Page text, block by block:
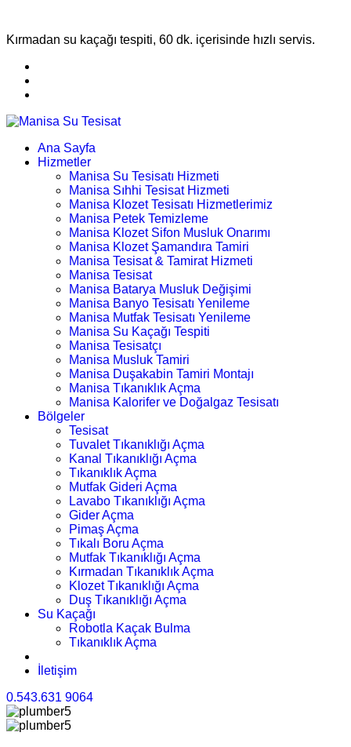
Kırmadan su kaçağı tespiti, 60 dk. içerisinde hızlı servis.
Ana Sayfa
Hizmetler
Manisa Su Tesisatı Hizmeti
Manisa Sıhhi Tesisat Hizmeti
Manisa Klozet Tesisatı Hizmetlerimiz
Manisa Petek Temizleme
Manisa Klozet Sifon Musluk Onarımı
Manisa Klozet Şamandıra Tamiri
Manisa Tesisat & Tamirat Hizmeti
Manisa Tesisat
Manisa Batarya Musluk Değişimi
Manisa Banyo Tesisatı Yenileme
Manisa Mutfak Tesisatı Yenileme
Manisa Su Kaçağı Tespiti
Manisa Tesisatçı
Manisa Musluk Tamiri
Manisa Duşakabin Tamiri Montajı
Manisa Tıkanıklık Açma
Manisa Kalorifer ve Doğalgaz Tesisatı
Bölgeler
Tesisat
Tuvalet Tıkanıklığı Açma
Kanal Tıkanıklığı Açma
Tıkanıklık Açma
Mutfak Gideri Açma
Lavabo Tıkanıklığı Açma
Gider Açma
Pimaş Açma
Tıkalı Boru Açma
Mutfak Tıkanıklığı Açma
Kırmadan Tıkanıklık Açma
Klozet Tıkanıklığı Açma
Duş Tıkanıklığı Açma
Su Kaçağı
Robotla Kaçak Bulma
Tıkanıklık Açma
İletişim
0.543.631 9064